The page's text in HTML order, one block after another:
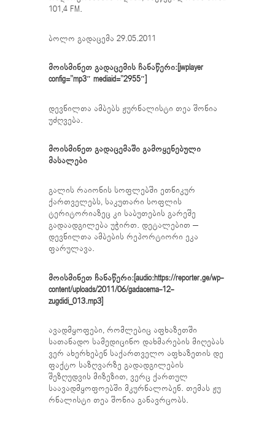
101,4 FM.
ბოლო გადაცემა 29.05.2011
მოისმინეთ გადაცემის ჩანაწერი:[jwplayer
config=”mp3″ mediaid=”2955″]
დევნილთა ამბებს ჟურნალისტი თეა შონია
უძღვება.
მოისმინეთ გადაცემაში გამოყენებული
მასალები
გალის რაიონის სოფლებში ეთნიკურ
ქართველებს, საკუთარი სოფლის
ტერიტორიაზეც კი საბუთების გარეშე
გადაადგილება უჭირთ. დეტალებით –
დევნილთა ამბების რეპორტიორი ეკა
ფარულავა.
მოისმინეთ ჩანაწერი:[audio:https://reporter.ge/wp-
content/uploads/2011/06/gadacema-12-
zugdidi_013.mp3]
ავადმყოფები, რომლებიც აფხაზეთში
სათანადო სამედიცინო დახმარების მიღებას
ვერ ახერხებენ საქართველო აფხაზეთის დე
ფაქტო საზღვარზე გადადგილების
შეზღუდვის მიზეზით, ვერც ქართულ
საავადმყოფოებში მკურნალობენ. თემას ჟუ
რნალისტი თეა შონია განავრცობს.